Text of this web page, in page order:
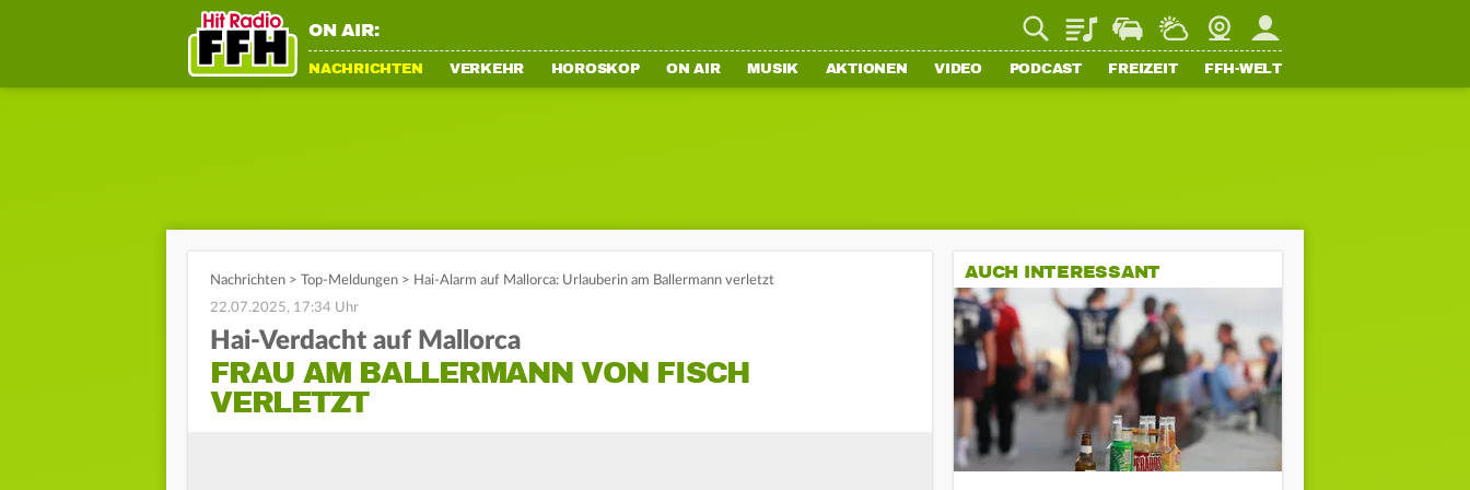
ON AIR: PlaylistStaupilotWetterWebcamMein FFH
NACHRICHTEN VERKEHR HOROSKOP ON AIR MUSIK AKTIONEN VIDEO PODCAST FREIZEIT FFH-WELT
Nachrichten > Top-Meldungen > Hai-Alarm auf Mallorca: Urlauberin am Ballermann verletzt
22.07.2025, 17:34 Uhr
Hai-Verdacht auf Mallorca
FRAU AM BALLERMANN VON FISCH
VERLETZT
AUCH INTERESSANT